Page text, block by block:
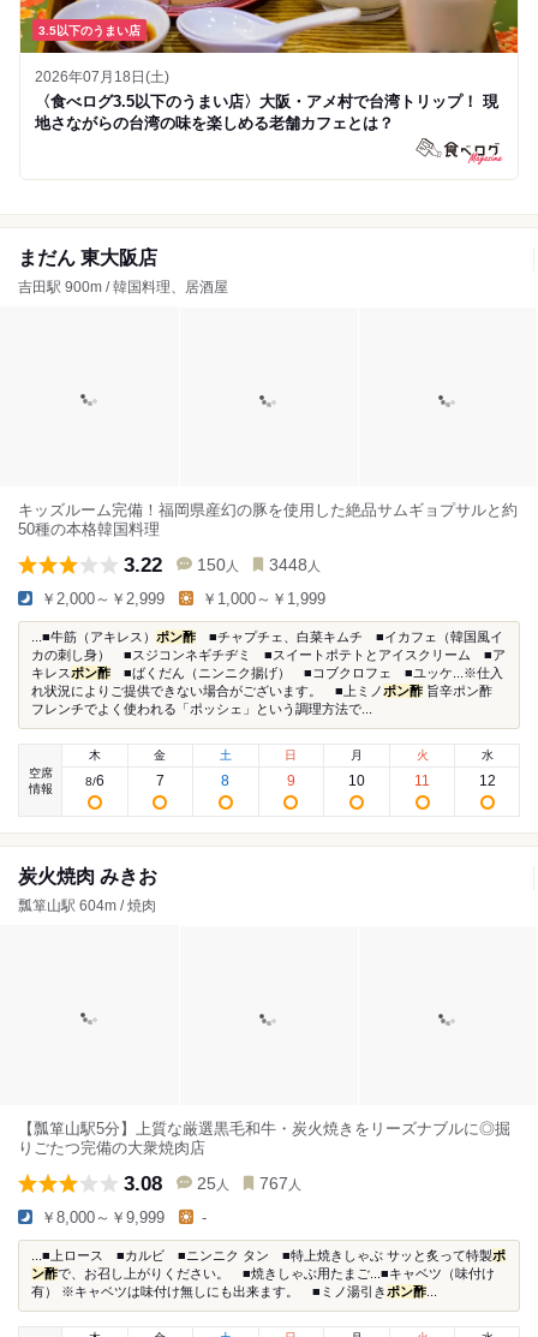
3.5以下のうまい店
2026年07月18日(土)
〈食べログ3.5以下のうまい店〉大阪・アメ村で台湾トリップ！ 現
地さながらの台湾の味を楽しめる老舗カフェとは？
まだん 東大阪店
吉田駅 900m / 韓国料理、居酒屋
キッズルーム完備！福岡県産幻の豚を使用した絶品サムギョプサルと約
50種の本格韓国料理
3.22 150 人 3448 人
￥2,000～￥2,999 ￥1,000～￥1,999
...■牛筋（アキレス） ポン酢 ■チャプチェ、白菜キムチ ■イカフェ（韓国風イ
カの刺し身） ■スジコンネギチヂミ ■スイートポテトとアイスクリーム ■ア
キレス ポン酢 ■ばくだん（ニンニク揚げ） ■コブクロフェ ■ユッケ...※仕入
れ状況によりご提供できない場合がございます。 ■上ミノ ポン酢 旨辛ポン酢
フレンチでよく使われる「ポッシェ」という調理方法で...
空席
情報
木
8/6
金
7
土
8
日
9
月
10
火
11
水
12
炭火焼肉 みきお
瓢箪山駅 604m / 焼肉
【瓢箪山駅5分】上質な厳選黒毛和牛・炭火焼きをリーズナブルに◎掘
りごたつ完備の大衆焼肉店
3.08 25 人 767 人
￥8,000～￥9,999 -
...■上ロース ■カルビ ■ニンニク タン ■特上焼きしゃぶ サッと炙って特製ポ
ン酢で、お召し上がりください。 ■焼きしゃぶ用たまご...■キャベツ（味付け
有） ※キャベツは味付け無しにも出来ます。 ■ミノ湯引き ポン酢